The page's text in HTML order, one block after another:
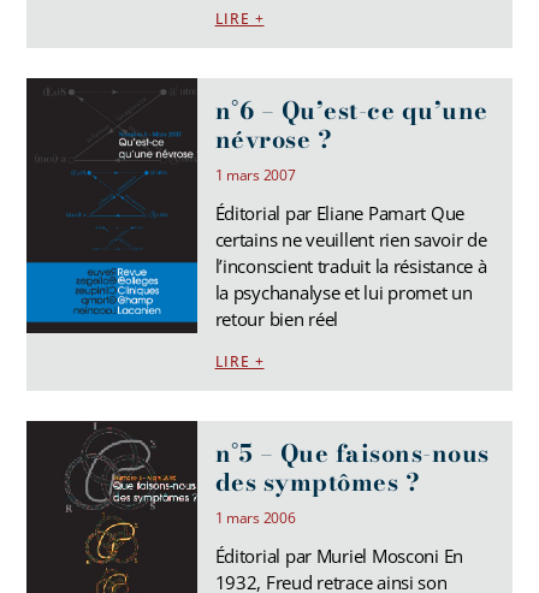
LIRE +
n°6 – Qu’est-ce qu’une
névrose ?
1 mars 2007
Éditorial par Eliane Pamart Que
certains ne veuillent rien savoir de
l’inconscient traduit la résistance à
la psychanalyse et lui promet un
retour bien réel
LIRE +
n°5 – Que faisons-nous
des symptômes ?
1 mars 2006
Éditorial par Muriel Mosconi En
1932, Freud retrace ainsi son